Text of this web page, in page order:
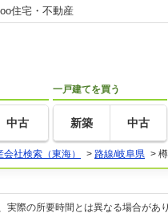
住宅・不動産
中古
一戸建てを買う
新築 中古
会社検索（東海） > 路線/岐阜県 >
際の所要時間とは異なる場合があ